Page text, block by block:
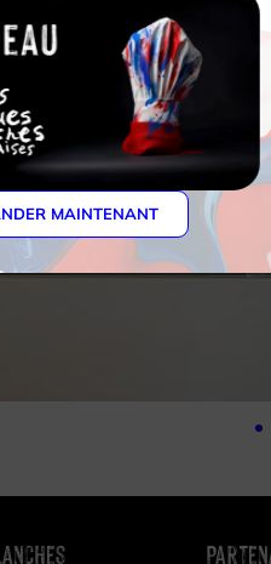
,Branché En famille,Entre amis
MAINTENANT